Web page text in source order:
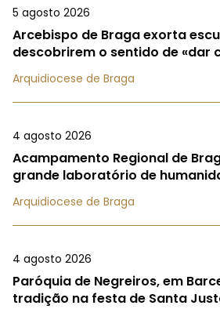
5 agosto 2026
Arcebispo de Braga exorta
descobrirem o sentido de «dar
Arquidiocese de Braga
4 agosto 2026
Acampamento Regional de
grande laboratório de
Arquidiocese de Braga
4 agosto 2026
Paróquia de Negreiros, em
tradição na festa de Santa